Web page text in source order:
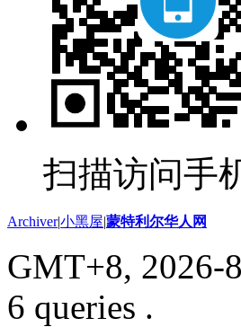
扫描访问手
Archiver|小黑屋|蒙特利尔华人网
GMT+8, 2026-
6 queries .